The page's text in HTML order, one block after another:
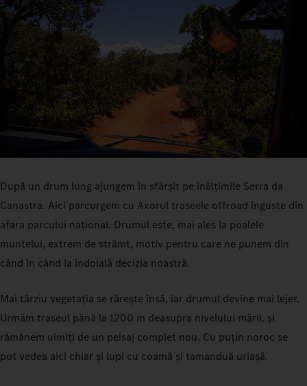
După un drum lung ajungem în sfârșit pe înălțimile Serra da
Canastra. Aici parcurgem cu Axorul traseele offroad înguste din
afara parcului național. Drumul este, mai ales la poalele
muntelui, extrem de strâmt, motiv pentru care ne punem din
când în când la îndoială decizia noastră.
Mai târziu vegetația se rărește însă, iar drumul devine mai lejer.
Urmăm traseul până la 1200 m deasupra nivelului mării. și
rămânem uimiți de un peisaj complet nou. Cu puțin noroc se
pot vedea aici chiar și lupi cu coamă și tamanduă uriașă.